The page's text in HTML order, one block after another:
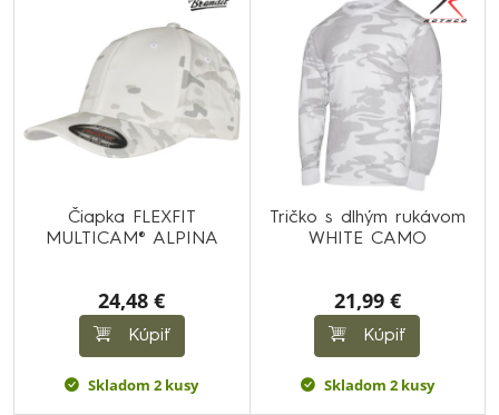
Čiapka FLEXFIT
MULTICAM® ALPINA
24,48 €
Kúpiť
Skladom 2 kusy
Tričko s dlhým rukávom
WHITE CAMO
21,99 €
Kúpiť
Skladom 2 kusy